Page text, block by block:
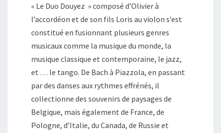
« Le Duo Douyez » composé d’Olivier à
l’accordéon et de son fils Loris au violon s’est
constitué en fusionnant plusieurs genres
musicaux comme la musique du monde, la
musique classique et contemporaine, le jazz,
et … le tango. De Bach à Piazzola, en passant
par des danses aux rythmes effrénés, il
collectionne des souvenirs de paysages de
Belgique, mais également de France, de
Pologne, d’Italie, du Canada, de Russie et